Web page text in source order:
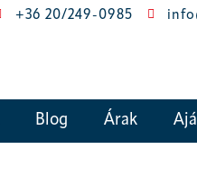
+36 20/249-0985
Blog Árak